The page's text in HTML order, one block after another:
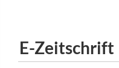
E-Zeitschrift